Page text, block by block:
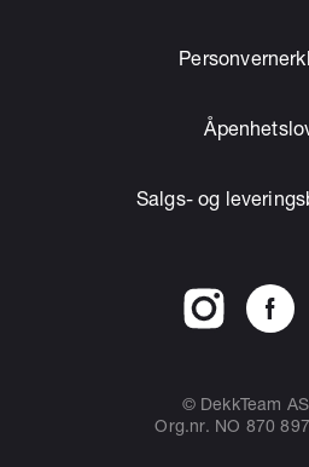
Salgs- og
© DekkTeam
Org.nr. NO 870